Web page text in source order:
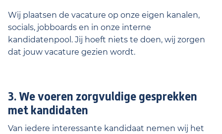
Wij plaatsen de vacature op onze eigen kanalen,
socials, jobboards en in onze interne
kandidatenpool. Jij hoeft niets te doen, wij zorgen
dat jouw vacature gezien wordt.
3. We voeren zorgvuldige gesprekken
met kandidaten
Van iedere interessante kandidaat nemen wij het